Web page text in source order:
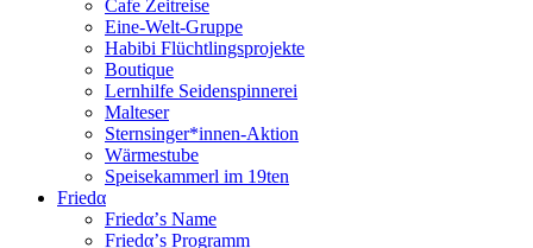
Cafe Zeitreise
Eine-Welt-Gruppe
Habibi Flüchtlingsprojekte
Boutique
Lernhilfe Seidenspinnerei
Malteser
Sternsinger*innen-Aktion
Wärmestube
Speisekammerl im 19ten
Friedα
Friedα’s Name
Friedα’s Programm